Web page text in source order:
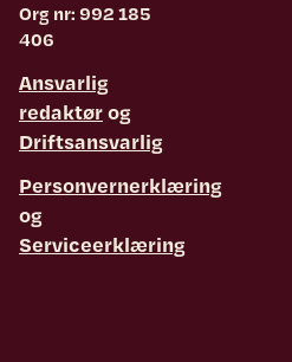
Org nr: 992 185
406
Ansvarlig
redaktørog
Driftsansvarlig
Personvernerklæring
og
Serviceerklæring